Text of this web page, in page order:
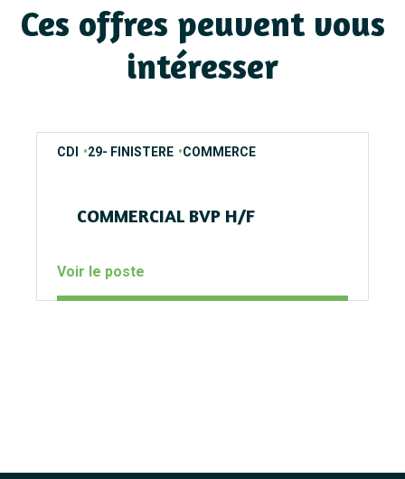
Ces offres peuvent vous
intéresser
contrats
CDI
regions29- FINISTERE
secteurs COMMERCE
COMMERCIAL BVP H/F
Voir le poste